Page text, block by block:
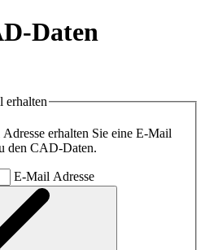
Daten
erhalten Sie eine E-Mail
den CAD-Daten.
E-Mail Adresse